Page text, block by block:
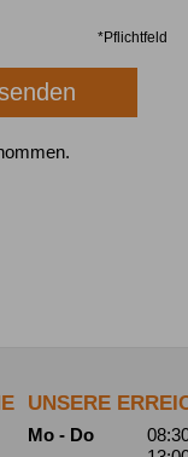
*Pflichtfeld
UNSERE
Mo - Do